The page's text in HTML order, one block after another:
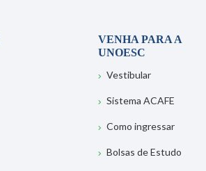
VENHA PARA A
UNOESC
Vestibular
Sistema ACAFE
Como ingressar
Bolsas de Estudo